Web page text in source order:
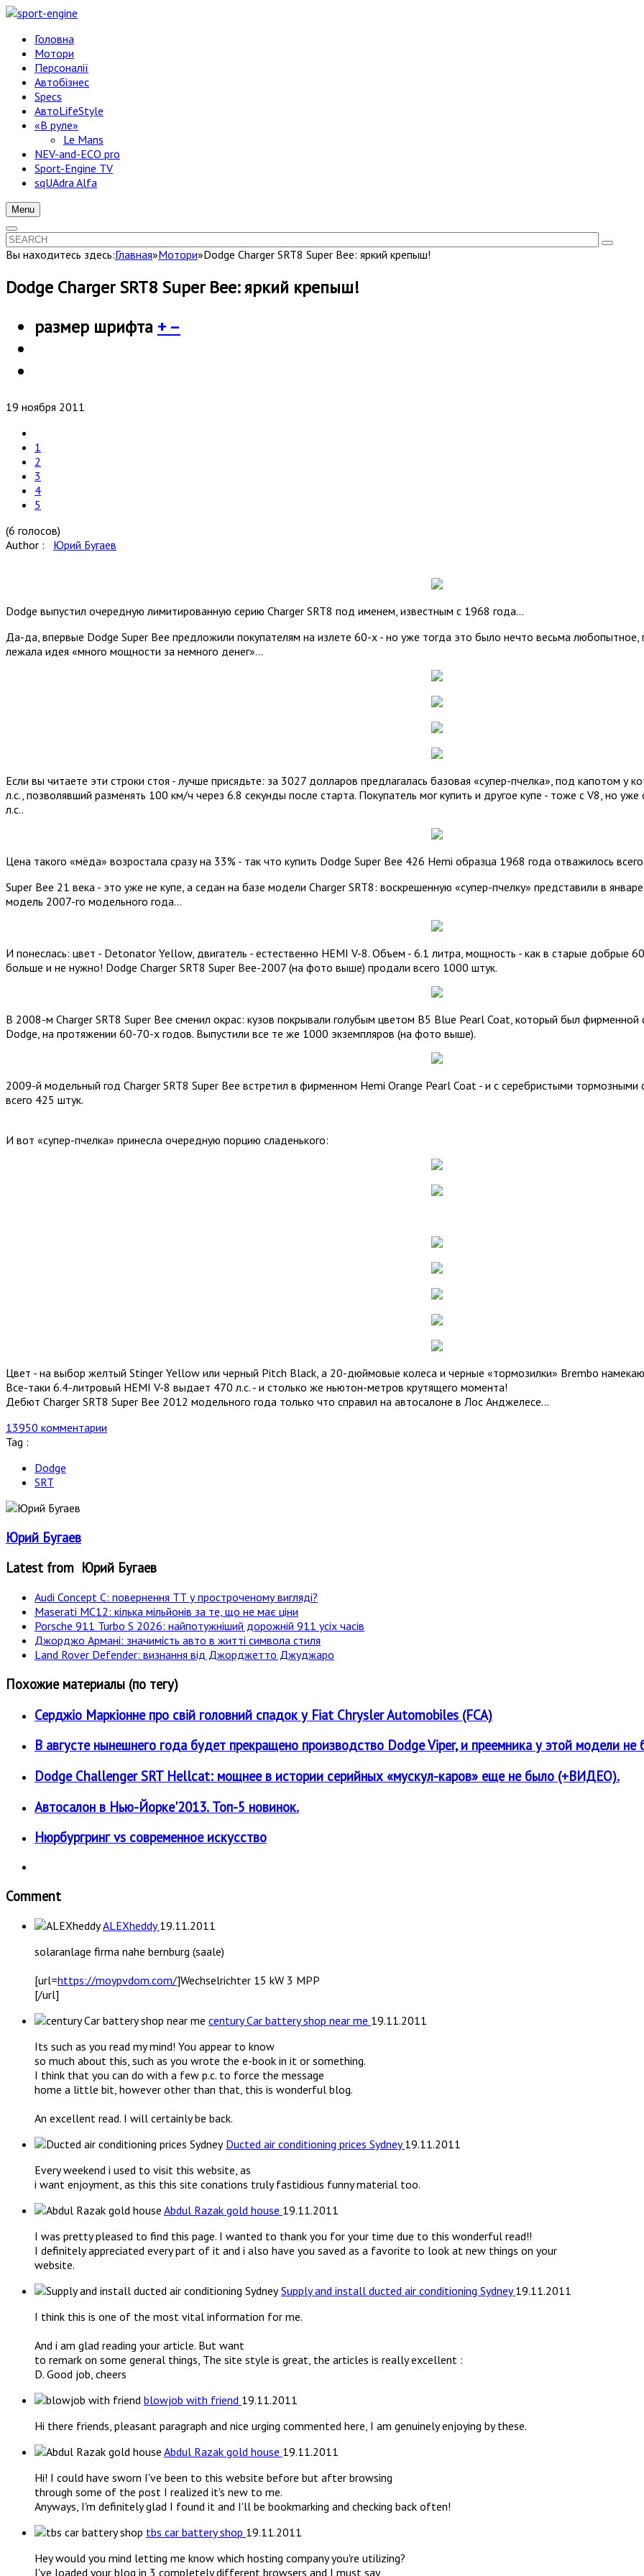
Головна
Мотори
Персоналії
Автобізнес
Specs
АвтоLifeStyle
«В руле»
Le Mans
NEV-and-ECO pro
Sport-Engine TV
sqUAdra Alfa
Menu
Вы находитесь здесь:Главная»Мотори»Dodge Charger SRT8 Super Bee: яркий крепыш!
Dodge Charger SRT8 Super Bee: яркий крепыш!
размер шрифта + –
19 ноября 2011
1
2
3
4
5
(6 голосов)
Author : Юрий Бугаев
Dodge выпустил очередную лимитированную серию Charger SRT8 под именем, известным с 1968 года...
Да-да, впервые Dodge Super Bee предложили покупателям на излете 60-х - но уже тогда это было нечто весьма любопытное,
лежала идея «много мощности за немного денег»...
Если вы читаете эти строки стоя - лучше присядьте: за 3027 долларов предлагалась базовая «супер-пчелка», под капотом
л.с., позволявший разменять 100 км/ч через 6.8 секунды после старта. Покупатель мог купить и другое купе - тоже с V8, но
л.с..
Цена такого «мёда» возростала сразу на 33% - так что купить Dodge Super Bee 426 Hemi образца 1968 года отважилось
Super Bee 21 века - это уже не купе, а седан на базе модели Charger SRT8: воскрешенную «супер-пчелку» представили в
модель 2007-го модельного года...
И понеслась: цвет - Detonator Yellow, двигатель - естественно HEMI V-8. Объем - 6.1 литра, мощность - как в старые добрые
больше и не нужно! Dodge Charger SRT8 Super Bee-2007 (на фото выше) продали всего 1000 штук.
В 2008-м Charger SRT8 Super Bee сменил окрас: кузов покрывали голубым цветом B5 Blue Pearl Coat, который был
Dodge, на протяжении 60-70-х годов. Выпустили все те же 1000 экземпляров (на фото выше).
2009-й модельный год Charger SRT8 Super Bee встретил в фирменном Hemi Orange Pearl Coat - и с серебристыми тормозными
всего 425 штук.
И вот «супер-пчелка» принесла очередную порцию сладенького:
Цвет - на выбор желтый Stinger Yellow или черный Pitch Black, а 20-дюймовые колеса и черные «тормозилки» Brembo
Все-таки 6.4-литровый HEMI V-8 выдает 470 л.с. - и столько же ньютон-метров крутящего момента!
Дебют Charger SRT8 Super Bee 2012 модельного года только что справил на автосалоне в Лос Анджелесе...
13950 комментарии
Tag :
Dodge
SRT
Юрий Бугаев
Latest from Юрий Бугаев
Audi Concept C: повернення ТТ у простроченому вигляді?
Maserati MC12: кілька мільйонів за те, що не має ціни
Porsche 911 Turbo S 2026: найпотужніший дорожній 911 усіх часів
Джорджо Армані: значимість авто в житті символа стиля
Land Rover Defender: визнання від Джорджетто Джуджаро
Похожие материалы (по тегу)
Серджіо Маркіонне про свій головний спадок у Fiat Chrysler Automobiles (FCA)
В августе нынешнего года будет прекращено производство Dodge Viper, и преемника у этой модели не
Dodge Challenger SRT Hellcat: мощнее в истории серийных «мускул-каров» еще не было (+ВИДЕО).
Автосалон в Нью-Йорке'2013. Топ-5 новинок.
Нюрбургринг vs современное искусство
Comment
ALEXheddy19.11.2011
solaranlage firma nahe bernburg (saale)
[url=https://moypvdom.com/]Wechselrichter 15 kW 3 MPP
[/url]
century Car battery shop near me 19.11.2011
Its such as you read my mind! You appear to know
so much about this, such as you wrote the e-book in it or something.
I think that you can do with a few p.c. to force the message
home a little bit, however other than that, this is wonderful blog.
An excellent read. I will certainly be back.
Ducted air conditioning prices Sydney19.11.2011
Every weekend i used to visit this website, as
i want enjoyment, as this this site conations truly fastidious funny material too.
Abdul Razak gold house 19.11.2011
I was pretty pleased to find this page. I wanted to thank you for your time due to this wonderful read!!
I definitely appreciated every part of it and i also have you saved as a favorite to look at new things on your
website.
Supply and install ducted air conditioning Sydney19.11.2011
I think this is one of the most vital information for me.
And i am glad reading your article. But want
to remark on some general things, The site style is great, the articles is really excellent :
D. Good job, cheers
blowjob with friend 19.11.2011
Hi there friends, pleasant paragraph and nice urging commented here, I am genuinely enjoying by these.
Abdul Razak gold house 19.11.2011
Hi! I could have sworn I've been to this website before but after browsing
through some of the post I realized it's new to me.
Anyways, I'm definitely glad I found it and I'll be bookmarking and checking back often!
tbs car battery shop 19.11.2011
Hey would you mind letting me know which hosting company you're utilizing?
I've loaded your blog in 3 completely different browsers and I must say